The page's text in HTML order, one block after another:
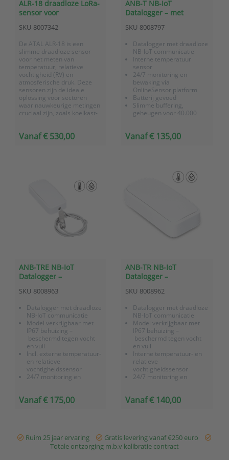
ALR-18 draadloze LoRa-
sensor voor
atmosferische druk
SKU 8007342
De ATAL ALR-18 is een
slimme draadloze sensor
voor het meten van
temperatuur, relatieve
vochtigheid (RV) en
atmosferische druk. Deze
sensoren zijn de ideale
oplossing voor sectoren
waar nauwkeurige metingen
cruciaal zijn, zoals koelkast-
legionellapreventie en
Vanaf € 530,00
ANB-T NB-IoT
Datalogger – met
temperatuursensor
SKU 8008797
Datalogger met draadloze
NB-IoT communicatie
Interne temperatuur
sensor
24/7 monitoring en
bewaking via
OnlineSensor platform
Batterij gevoed
Slimme buffering,
geheugen voor 40.000
Vanaf € 135,00
ANB-TRE NB-IoT
Datalogger –
vochtigheid (externe
sensor)
SKU 8008963
Datalogger met draadloze
NB-IoT communicatie
Model verkrijgbaar met
IP67 behuizing –
beschermd tegen vocht
en vuil
Incl. externe temperatuur-
en relatieve
vochtigheidssensor
24/7 monitoring en
Slimme buffering,
Vanaf € 175,00
ANB-TR NB-IoT
Datalogger –
relatieve vochtigheid
(geïntegreerde sensor)
SKU 8008962
Datalogger met draadloze
NB-IoT communicatie
Model verkrijgbaar met
IP67 behuizing –
beschermd tegen vocht
en vuil
Interne temperatuur- en
relatieve
vochtigheidssensor
24/7 monitoring en
Slimme buffering,
Vanaf € 140,00
Ruim 25 jaar ervaring
Gratis levering vanaf €250 euro
Totale ontzorging m.b.v kalibratie contract